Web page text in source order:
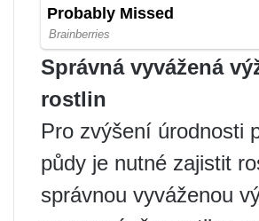
Správná vyvážená
rostlin
Pro zvýšení úrodnosti
půdy je nutné zajistit
správnou vyváženou